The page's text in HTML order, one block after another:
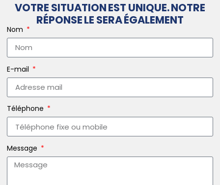
VOTRE SITUATION EST UNIQUE. NOTRE
RÉPONSE LE SERA ÉGALEMENT
Nom
E-mail
Téléphone
Message